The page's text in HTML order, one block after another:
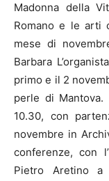
Madonna della
Romano e le arti
mese di
Barbara
primo e il 2
perle di Mantova.
10.30, con
novembre in
conferenze, con
Pietro Aretino a